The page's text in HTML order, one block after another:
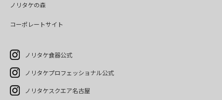
ノリタケの森
コーポレートサイト
ノリタケ食器公式
ノリタケプロフェッショナル公式
ノリタケスクエア名古屋